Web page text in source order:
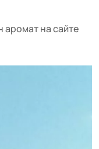
аромат на сайте